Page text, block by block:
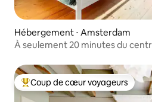
Hébergement ⋅ Amsterdam
À seulement 20 minutes du
Coups de cœur voyageurs les
Coup de cœur voyageurs